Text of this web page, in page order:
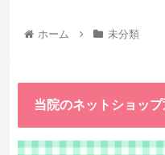
ホーム 未分類
当院のネットショップ